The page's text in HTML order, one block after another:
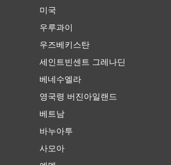
미국
우루과이
우즈베키스탄
세인트빈센트 그레나딘
베네수엘라
영국령 버진아일랜드
베트남
바누아투
사모아